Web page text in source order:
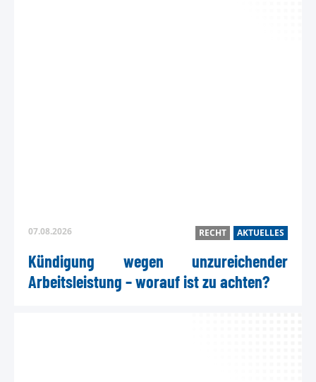
07.08.2026 RECHT AKTUELLES
Kündigung wegen unzureichender
Arbeitsleistung – worauf ist zu achten?